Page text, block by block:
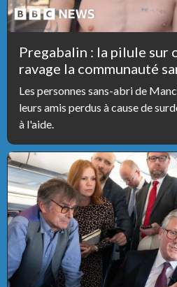
Pregabalin : la pilule sur
ravage la communauté
Les personnes sans-abri de
leurs amis perdus à cause de
à l'aide.